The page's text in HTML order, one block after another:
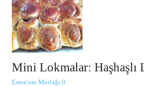
Mini Lokmalar: Haşhaşlı
Esma'nın Mutfağı 0